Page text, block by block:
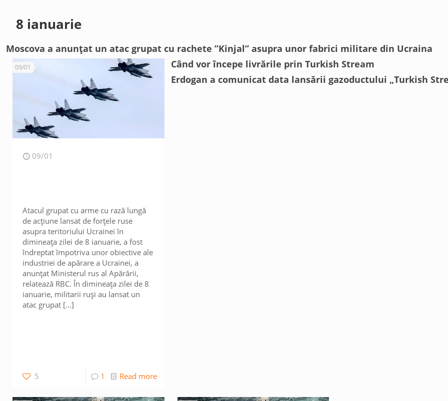
8 ianuarie
Moscova a anunțat un atac grupat cu rachete ”Kinjal” asupra unor fabrici militare din Ucraina
09/01
09/01
Atacul grupat cu arme cu rază lungă
de acțiune lansat de forțele ruse
asupra teritoriului Ucrainei în
dimineața zilei de 8 ianuarie, a fost
îndreptat împotriva unor obiective ale
industriei de apărare a Ucrainei, a
anunțat Ministerul rus al Apărării,
relatează RBC. În dimineața zilei de 8
ianuarie, militarii ruși au lansat un
atac grupat […]
5 1 Read more
Când vor începe livrările prin Turkish Stream
Erdogan a comunicat data lansării gazoductului „Turkish